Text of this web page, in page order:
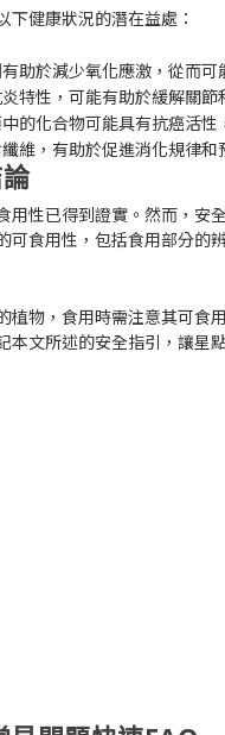
健康狀況的潛在益處：
助於減少氧化應激，從而可
特性，可能有助於緩解關節
的化合物可能具有抗癌活性
維，有助於促進消化規律和
用性已得到證實。然而，
可食用性，包括食用部分
植物，食用時需注意其可
本文所述的安全指引，讓星